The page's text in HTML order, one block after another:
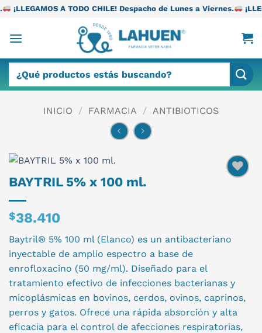
Saltar
contenido
TODO CHILE! Despacho de Lunes a Viernes. ¡LLEGAMOS A
por:
INICIO / FARMACIA / ANTIBIOTICOS
BAYTRIL 5% x 100 ml.
$38.410
Baytril® 5% 100 ml (Elanco) es un antibacteriano
inyectable de amplio espectro a base de
enrofloxacino (50 mg/ml). Diseñado para el
tratamiento efectivo de infecciones bacterianas y
micoplásmicas en bovinos, cerdos, ovinos, caprinos,
perros y gatos. Ofrece una rápida absorción y alta
eficacia para el control de afecciones respiratorias,